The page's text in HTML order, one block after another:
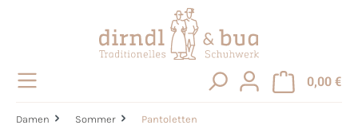
0,00 €
Damen Sommer Pantoletten